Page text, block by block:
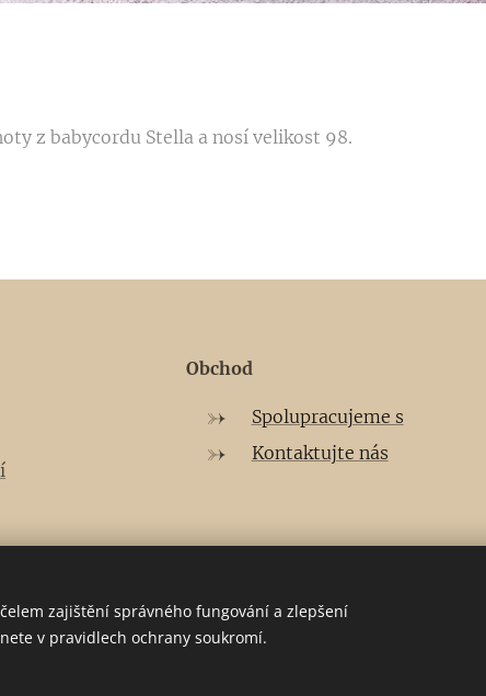
z babycordu Stella a nosí velikost 98.
Obchod
Spolupracujeme s
Kontaktujte nás
zajištění správného fungování a zlepšení
v pravidlech ochrany soukromí.